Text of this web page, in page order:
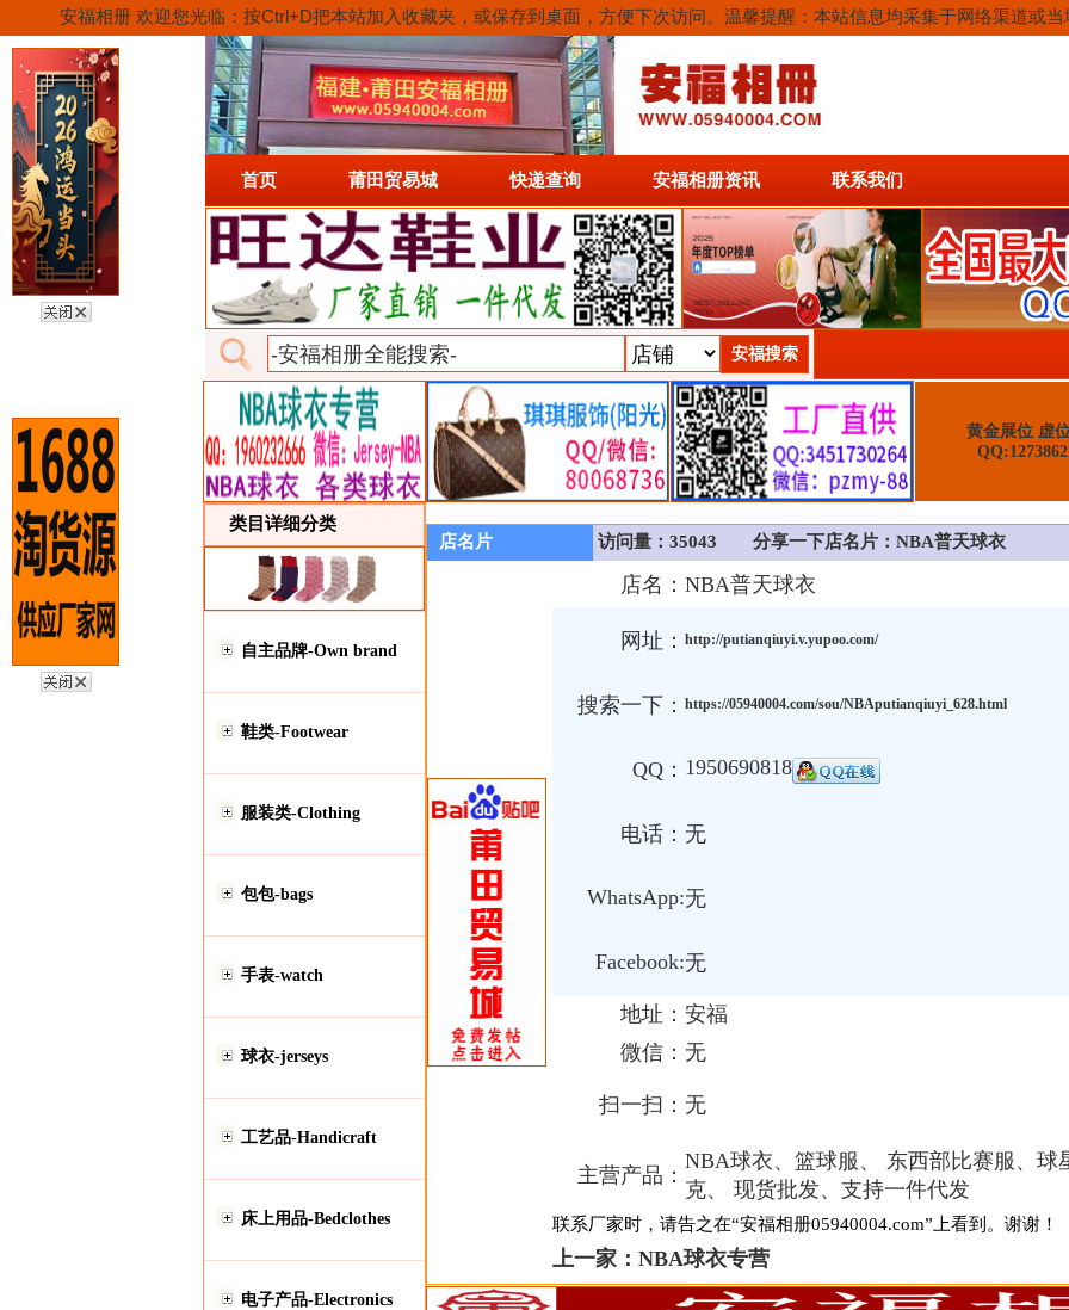
安福相册 欢迎您光临：按Ctrl+D把本站加入收藏夹，或保存到桌面，方便下次访问。温馨提醒：本站信息均采集于网络渠道或
首页 莆田贸易城 快递查询 安福相册资讯 联系我们
类目详细分类
自主品牌-Own brand
鞋类-Footwear
服装类-Clothing
包包-bags
手表-watch
球衣-jerseys
工艺品-Handicraft
床上用品-Bedclothes
电子产品-Electronics
黄金展位 虚
店名片 访问量：35043 分享一下店名片：NBA普天球衣
店名： NBA普天球衣
网址： http://putianqiuyi.v.yupoo.com/
搜索一下： https://05940004.com/sou/NBAputianqiuyi_628.html
QQ： 1950690818
电话： 无
WhatsApp:无
Facebook:无
地址： 安福
微信： 无
扫一扫： 无
主营产品：
NBA球衣、篮球服、 东西部比赛服、球
克、 现货批发、支持一件代发
联系厂家时，请告之在“安福相册05940004.com”上看到。谢谢！
上一家： NBA球衣专营